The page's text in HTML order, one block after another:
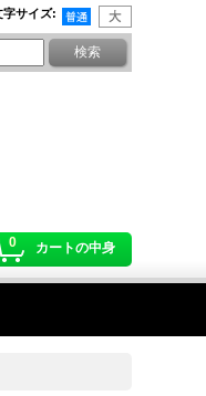
字サイズ:
0 カートの中身